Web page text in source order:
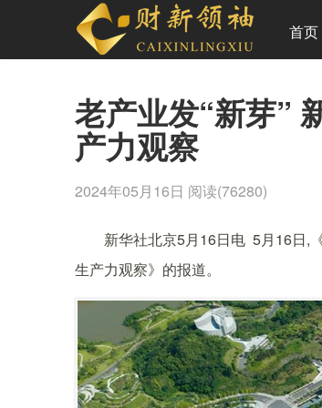
首页
老产业发“新芽”
产力观察
2024年05月16日 阅读(76280)
新华社北京5月16日电 5月16日,《
生产力观察》的报道。